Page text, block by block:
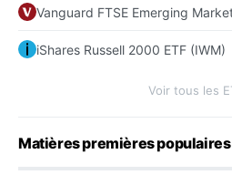
Vanguard FTSE Emerging
iShares Russell 2000 ETF (IWM)
Voir tous les
Matières premières populaires